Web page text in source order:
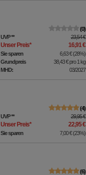
0
UVP** 23,54 €
Unser Preis* 16,91 €
Sie sparen 6,63 €(28%)
Grundpreis
38,43 €pro 1 kg
MHD:
03/2027
4
UVP** 29,95 €
Unser Preis* 22,95 €
Sie sparen 7,00 €(23%)
6